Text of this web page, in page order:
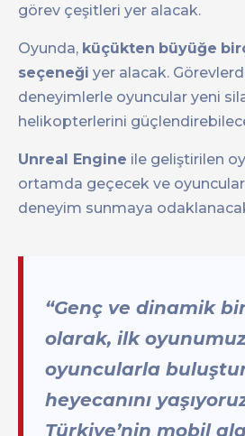
görev çeşitleri yer alacak.
Oyunda, küçükten büyüğe
seçeneği yer alacak.
deneyimlerle oyuncular yeni
helikopterlerini
Unreal Engine ile geliştirilen
ortamda geçecek ve
deneyim sunmaya
“Genç ve dinamik
olarak, ilk
oyuncularla
heyecanını
Türkiye’nin mobil